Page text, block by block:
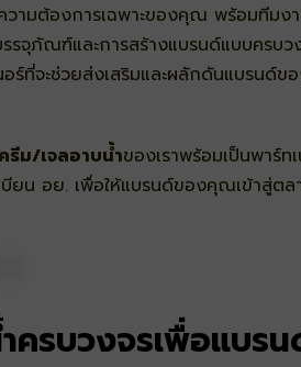
วามต้องการเฉพาะของคุณ พร้อมทีมง
ภัณฑ์และการสร้างแบรนด์แบบครบว
ร์ที่จะช่วยส่งเสริมและผลักดันแบรนด์
รีม/เจลอาบน้ำของเราพร้อมเป็นพาร์
น อย. เพื่อให้แบรนด์ของคุณเข้าสู่ตล
ำครบวงจรเพื่อแบ